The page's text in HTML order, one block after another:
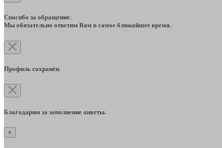
Спасибо за обращение.
Мы обязательно ответим Вам в самое ближайшее время.
Профиль сохранён.
Благодарим за заполнение анкеты.
×